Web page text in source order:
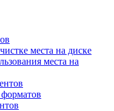
места на диске
места на